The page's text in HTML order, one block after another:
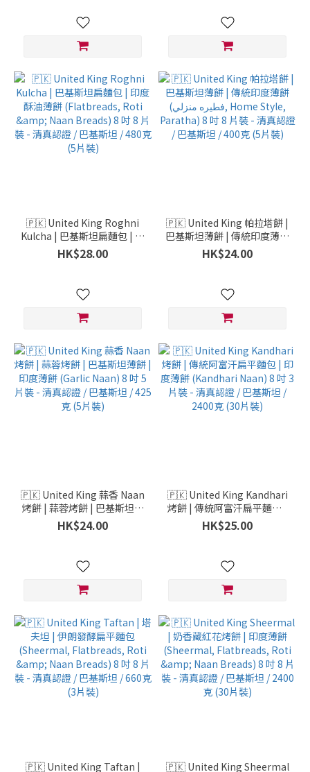
(5片裝)
裝)
🇵🇰 United King Roghni
Kulcha | 巴基斯坦扁麵包 | 印
度酥油薄餅 (Flatbreads,
Roti & Naan Breads) 8 吋 8
480克 (5片裝)
HK$28.00
🇵🇰 United King 帕拉塔餅 |
巴基斯坦薄餅 | 傳統印度薄餅
Paratha) 8 吋 8 片裝 - 清真
裝)
HK$24.00
🇵🇰 United King 蒜香 Naan
烤餅 | 蒜蓉烤餅 | 巴基斯坦薄
餅 | 印度薄餅 (Garlic Naan)
8 吋 5 片裝 - 清真認證 / 巴基
HK$24.00
🇵🇰 United King Kandhari
烤餅 | 傳統阿富汗扁平麵包 |
印度薄餅 (Kandhari Naan) 8
吋 3 片裝 - 清真認證 / 巴基斯
HK$25.00
🇵🇰 United King Taftan | 🇵🇰 United King Sheermal